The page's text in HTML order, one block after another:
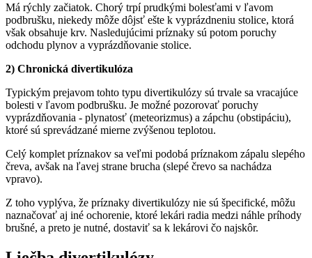
Má rýchly začiatok. Chorý trpí prudkými bolesťami v ľavom
podbrušku, niekedy môže dôjsť ešte k vyprázdneniu stolice, ktorá
však obsahuje krv. Nasledujúcimi príznaky sú potom poruchy
odchodu plynov a vyprázdňovanie stolice.
2) Chronická divertikulóza
Typickým prejavom tohto typu divertikulózy sú trvale sa vracajúce
bolesti v ľavom podbrušku. Je možné pozorovať poruchy
vyprázdňovania - plynatosť (meteorizmus) a zápchu (obstipáciu),
ktoré sú sprevádzané mierne zvýšenou teplotou.
Celý komplet príznakov sa veľmi podobá príznakom zápalu slepého
čreva, avšak na ľavej strane brucha (slepé črevo sa nachádza
vpravo).
Z toho vyplýva, že príznaky divertikulózy nie sú špecifické, môžu
naznačovať aj iné ochorenie, ktoré lekári radia medzi náhle príhody
brušné, a preto je nutné, dostaviť sa k lekárovi čo najskôr.